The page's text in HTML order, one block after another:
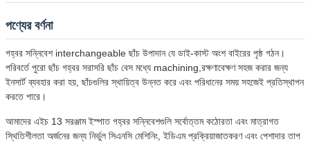
পণ্যের বর্ণনা
গহ্বর সন্নিবেশ interchangeable ছাঁচ উপাদান যে ডাই-কাস্ট অংশ বাইরের পৃষ্ঠ গঠন।
পরিবর্তে পুরো ছাঁচ গহ্বর সরাসরি ছাঁচ বেস মধ্যে machining,রক্ষণাবেক্ষণ সহজ করার জন্য
ইনসার্ট ব্যবহার করা হয়, ছাঁচগুলির স্থায়িত্ব উন্নত করে এবং পরিধানের সময় সহজেই প্রতিস্থাপন
করতে পারে।
আমাদের এইচ 13 সরঞ্জাম ইস্পাত গহ্বর সন্নিবেশগুলি সর্বোত্তম কঠোরতা এবং মাত্রাগত
স্থিতিশীলতা অর্জনের জন্য নির্ভুল সিএনসি মেশিনিং, ইডিএম প্রক্রিয়াজাতকরণ এবং পেশাদার তাপ